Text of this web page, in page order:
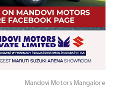
Mandovi Motors Mangalore